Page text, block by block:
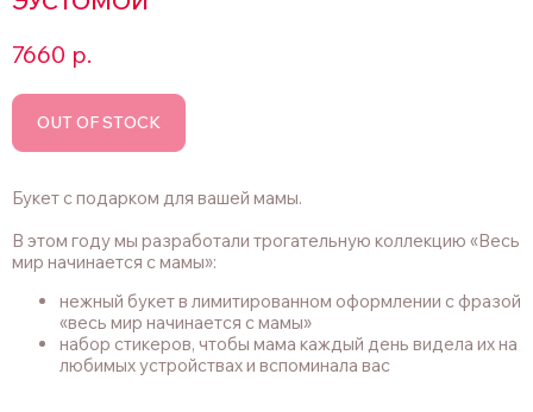
7660 р.
OUT OF STOCK
Букет с подарком для вашей мамы.
В этом году мы разработали трогательную коллекцию «Весь
мир начинается с мамы»:
нежный букет в лимитированном оформлении с фразой
«весь мир начинается с мамы»
набор стикеров, чтобы мама каждый день видела их на
любимых устройствах и вспоминала вас